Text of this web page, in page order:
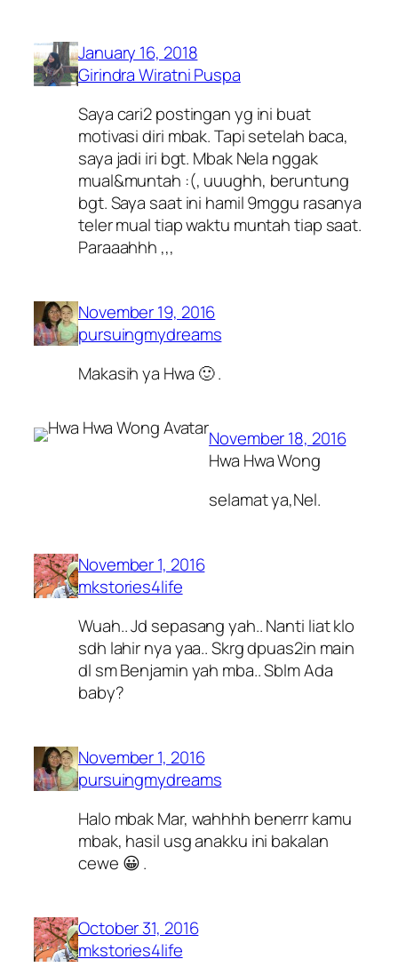
January 16, 2018
Girindra Wiratni Puspa
Saya cari2 postingan yg ini buat
motivasi diri mbak. Tapi setelah baca,
saya jadi iri bgt. Mbak Nela nggak
mual&muntah :(, uuughh, beruntung
bgt. Saya saat ini hamil 9mggu rasanya
teler mual tiap waktu muntah tiap saat.
Paraaahhh ,,,
November 19, 2016
pursuingmydreams
Makasih ya Hwa 🙂 .
November 18, 2016
Hwa Hwa Wong
selamat ya,Nel.
November 1, 2016
mkstories4life
Wuah.. Jd sepasang yah.. Nanti liat klo
sdh lahir nya yaa.. Skrg dpuas2in main
dl sm Benjamin yah mba.. Sblm Ada
baby?
November 1, 2016
pursuingmydreams
Halo mbak Mar, wahhhh benerrr kamu
mbak, hasil usg anakku ini bakalan
cewe 😀 .
October 31, 2016
mkstories4life